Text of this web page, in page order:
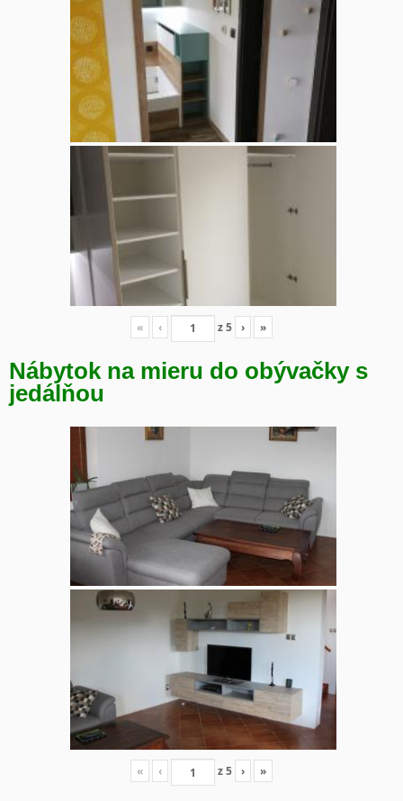
« ‹ z5 › »
Nábytok na mieru do obývačky s
jedálňou
« ‹ z5 › »